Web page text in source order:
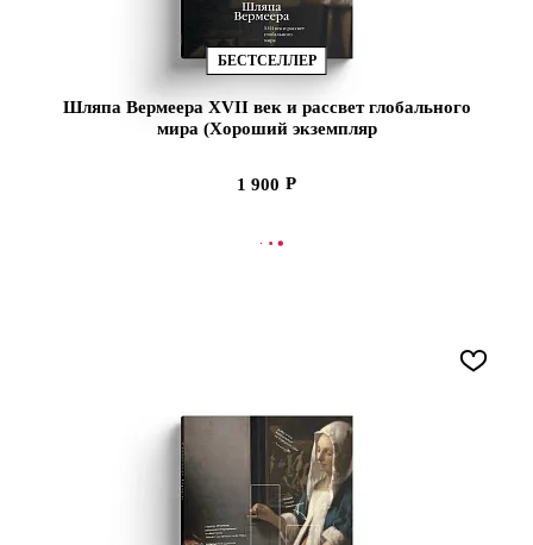
БЕСТСЕЛЛЕР
Шляпа Вермеера XVII век и рассвет глобального
мира (Хороший экземпляр
1 900
СООБЩИТЬ О ПОСТУПЛЕНИИ